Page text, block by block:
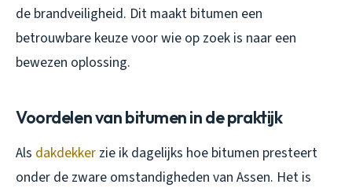
de brandveiligheid. Dit maakt bitumen een
betrouwbare keuze voor wie op zoek is naar een
bewezen oplossing.
Voordelen van bitumen in de praktijk
Als dakdekker zie ik dagelijks hoe bitumen presteert
onder de zware omstandigheden van Assen. Het is